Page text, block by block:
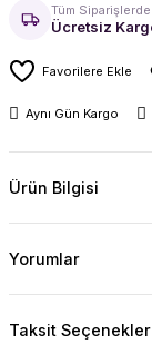
Tüm Siparişlerde
Ücretsiz
Aynı Gün Kargo
Ürün Bilgisi
Yorumlar
Taksit